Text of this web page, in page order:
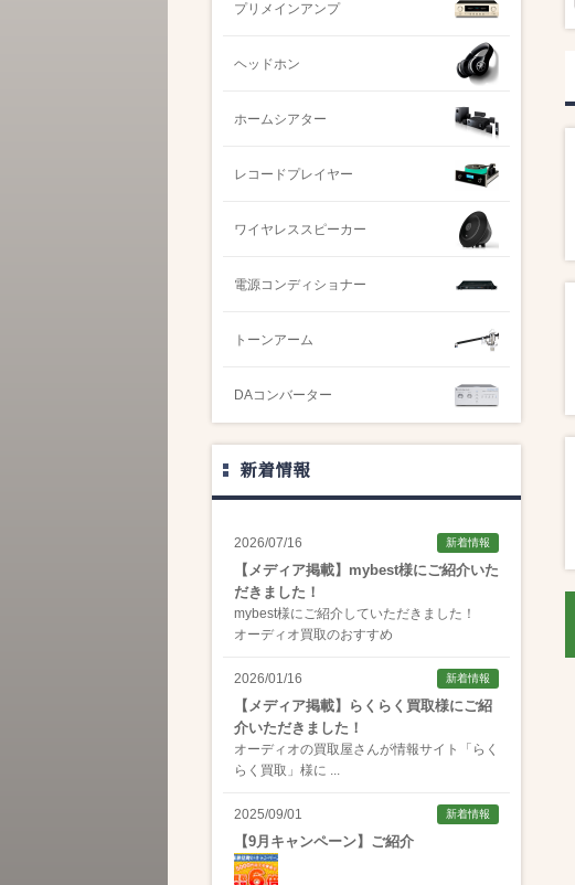
プリメインアンプ
ヘッドホン
ホームシアター
レコードプレイヤー
ワイヤレススピーカー
電源コンディショナー
トーンアーム
DAコンバーター
新着情報
2026/07/16 新着情報
【メディア掲載】mybest様にご紹介いた
だきました！
mybest様にご紹介していただきました！
オーディオ買取のおすすめ
2026/01/16 新着情報
【メディア掲載】らくらく買取様にご紹
介いただきました！
オーディオの買取屋さんが情報サイト「 らく
らく買取 」様に ...
2025/09/01 新着情報
【9月キャンペーン】ご紹介